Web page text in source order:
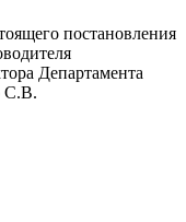
постановления
Департамента
С.В.